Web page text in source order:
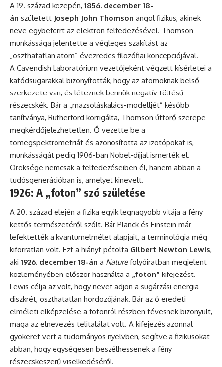
A 19. század közepén, 1856. december 18-
án született Joseph John Thomson angol fizikus, akinek
neve egybeforrt az elektron felfedezésével. Thomson
munkássága jelentette a végleges szakítást az
„oszthatatlan atom” évezredes filozófiai koncepciójával.
A Cavendish Laboratórium vezetőjeként végzett kísérletei a
katódsugarakkal bizonyították, hogy az atomoknak belső
szerkezete van, és léteznek bennük negatív töltésű
részecskék. Bár a „mazsoláskalács-modelljét” később
tanítványa, Rutherford korrigálta, Thomson úttörő szerepe
megkérdőjelezhetetlen. Ő vezette be a
tömegspektrometriát és azonosította az izotópokat is,
munkásságát pedig 1906-ban Nobel-díjjal ismerték el.
Öröksége nemcsak a felfedezéseiben él, hanem abban a
tudósgenerációban is, amelyet kinevelt.
1926: A „foton” szó születése
A 20. század elején a fizika egyik legnagyobb vitája a fény
kettős természetéről szólt. Bár Planck és Einstein már
lefektették a kvantumelmélet alapjait, a terminológia még
kiforratlan volt. Ezt a hiányt pótolta Gilbert Newton Lewis,
aki 1926. december 18-án a Naturefolyóiratban megjelent
közleményében először használta a „foton” kifejezést.
Lewis célja az volt, hogy nevet adjon a sugárzási energia
diszkrét, oszthatatlan hordozójának. Bár az ő eredeti
elméleti elképzelése a fotonról részben tévesnek bizonyult,
maga az elnevezés telitalálat volt. A kifejezés azonnal
gyökeret vert a tudományos nyelvben, segítve a fizikusokat
abban, hogy egységesen beszélhessenek a fény
részecskeszerű viselkedéséről.